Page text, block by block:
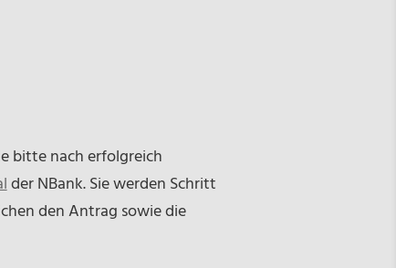
bitte nach erfolgreich
der NBank. Sie werden Schritt
den Antrag sowie die